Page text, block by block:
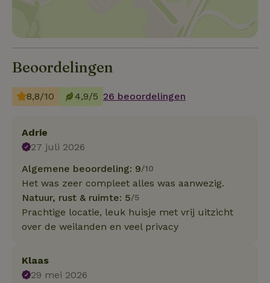
Beoordelingen
8,8/10 4,9/5 26 beoordelingen
Adrie
27 juli 2026
Algemene beoordeling: 9/10
Het was zeer compleet alles was aanwezig.
Natuur, rust & ruimte: 5/5
Prachtige locatie, leuk huisje met vrij uitzicht
over de weilanden en veel privacy
Klaas
29 mei 2026